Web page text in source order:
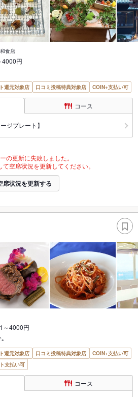
食店
4000円
還元対象店 口コミ投稿特典対象店 COIN+支払い可
コース
ジプレート】
の更新に失敗しました。
空席状況を更新してください。
席状況を更新する
～4000円
還元対象店 口コミ投稿特典対象店
COIN+支払い可
支払い可
コース